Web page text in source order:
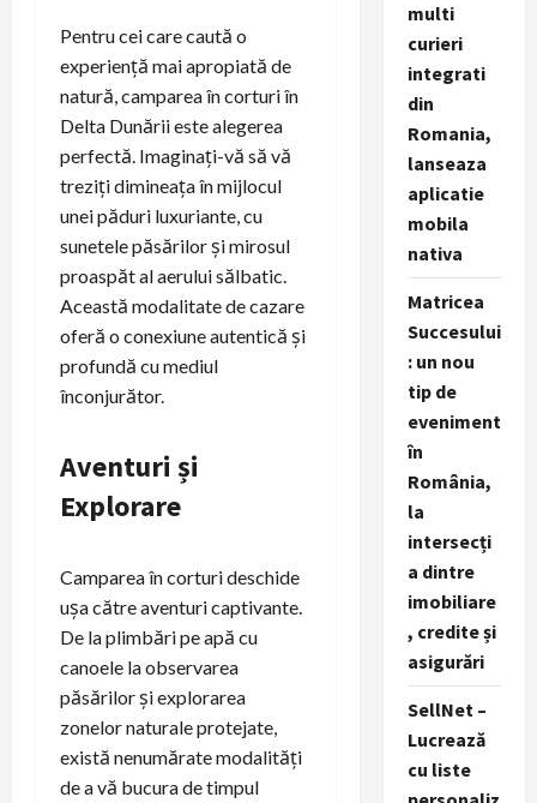
Pentru cei care caută o
experiență mai apropiată de
natură, camparea în corturi în
Delta Dunării este alegerea
perfectă. Imaginați-vă să vă
treziți dimineața în mijlocul
unei păduri luxuriante, cu
sunetele păsărilor și mirosul
proaspăt al aerului sălbatic.
Această modalitate de cazare
oferă o conexiune autentică și
profundă cu mediul
înconjurător.
Aventuri și
Explorare
Camparea în corturi deschide
ușa către aventuri captivante.
De la plimbări pe apă cu
canoele la observarea
păsărilor și explorarea
zonelor naturale protejate,
există nenumărate modalități
de a vă bucura de timpul
multi
curieri
integrati
din
Romania,
lanseaza
aplicatie
mobila
nativa
Matricea
Succesului
: un nou
tip de
eveniment
în
România,
la
intersecți
a dintre
imobiliare
, credite și
asigurări
SellNet –
Lucrează
cu liste